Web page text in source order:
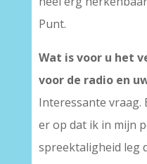
Punt.
Wat is voor u het
voor de radio en
Interessante vraag.
er op dat ik in mijn
spreektaligheid leg